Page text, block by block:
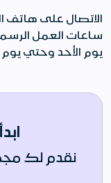
يوم الأحد وحتي
نقدم لك